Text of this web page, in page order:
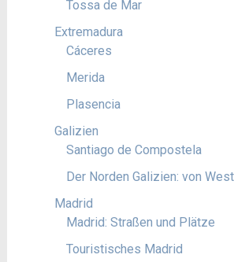
Tossa de Mar
Extremadura
Cáceres
Merida
Plasencia
Galizien
Santiago de Compostela
Der Norden Galizien: von
Madrid
Madrid: Straßen und Plätze
Touristisches Madrid